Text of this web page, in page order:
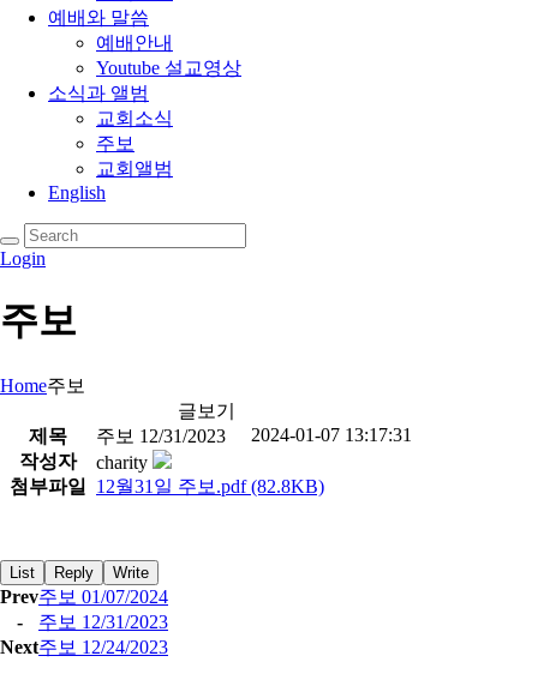
예배와 말씀
예배안내
Youtube 설교영상
소식과 앨범
교회소식
주보
교회앨범
English
Login
주보
Home주보
글보기
제목
주보 12/31/2023
2024-01-07 13:17:31
작성자
charity
첨부파일
12월31일 주보.pdf(82.8KB)
List Reply Write
Prev주보 01/07/2024
-
주보 12/31/2023
Next주보 12/24/2023